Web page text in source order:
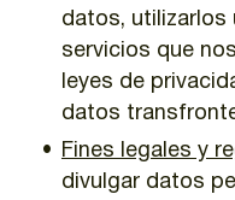
datos, utilizarlos
servicios que
leyes de
datos
Fines legales y
divulgar datos